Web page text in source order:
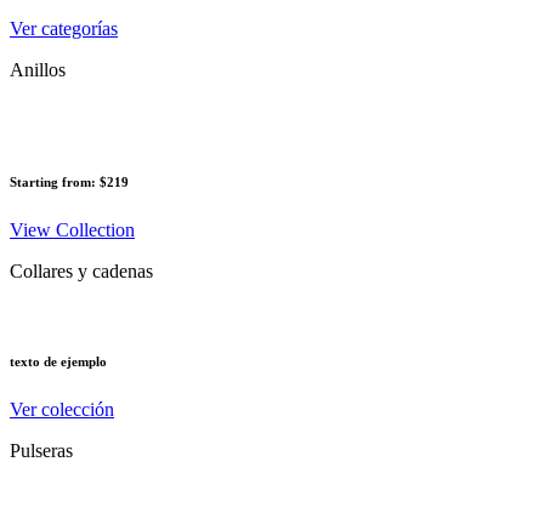
Ver categorías
Anillos
Starting from: $219
View Collection
Collares y cadenas
texto de ejemplo
Ver colección
Pulseras